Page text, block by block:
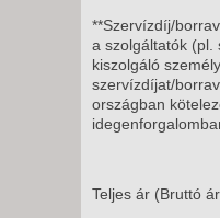
**Szervízdíj/
a szolgáltatók (pl.
kiszolgáló
szervízdíjat/
országban
Teljes ár (Bruttó